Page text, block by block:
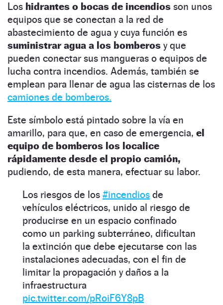
Los hidrantes o bocas de incendios son unos
equipos que se conectan a la red de
abastecimiento de agua y cuya función es
suministrar agua a los bomberos y que
pueden conectar sus mangueras o equipos de
lucha contra incendios. Además, también se
emplean para llenar de agua las cisternas de los
camiones de bomberos.
Este símbolo está pintado sobre la vía en
amarillo, para que, en caso de emergencia, el
equipo de bomberos los localice
rápidamente desde el propio camión,
pudiendo, de esta manera, efectuar su labor.
Los riesgos de los #incendios de
vehículos eléctricos, unido al riesgo de
producirse en un espacio confinado
como un parking subterráneo, dificultan
la extinción que debe ejecutarse con las
instalaciones adecuadas, con el fin de
limitar la propagación y daños a la
infraestructura
pic.twitter.com/pRoiF6Y8pB